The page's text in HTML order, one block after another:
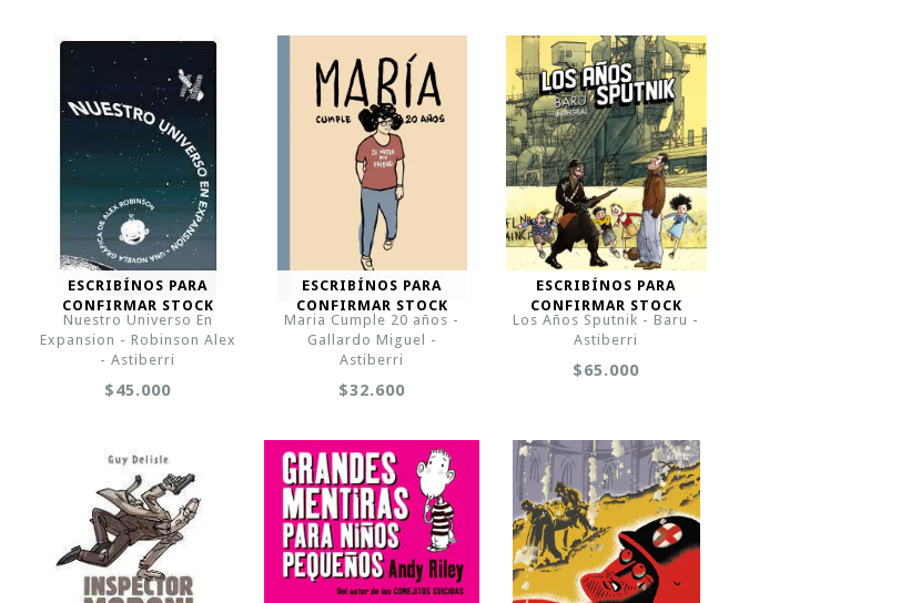
ESCRIBÍNOS PARA
CONFIRMAR STOCK
Nuestro Universo En
Expansion - Robinson Alex
- Astiberri
$45.000
ESCRIBÍNOS PARA
CONFIRMAR STOCK
Maria Cumple 20 años -
Gallardo Miguel -
Astiberri
$32.600
ESCRIBÍNOS PARA
CONFIRMAR STOCK
Los Años Sputnik - Baru -
Astiberri
$65.000